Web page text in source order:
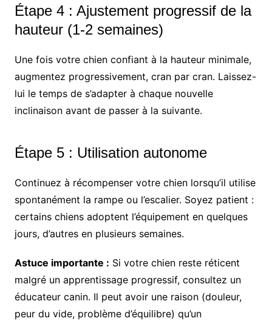
Étape 4 : Ajustement progressif de la
hauteur (1-2 semaines)
Une fois votre chien confiant à la hauteur minimale,
augmentez progressivement, cran par cran. Laissez-
lui le temps de s’adapter à chaque nouvelle
inclinaison avant de passer à la suivante.
Étape 5 : Utilisation autonome
Continuez à récompenser votre chien lorsqu’il utilise
spontanément la rampe ou l’escalier. Soyez patient :
certains chiens adoptent l’équipement en quelques
jours, d’autres en plusieurs semaines.
Astuce importante : Si votre chien reste réticent
malgré un apprentissage progressif, consultez un
éducateur canin. Il peut avoir une raison (douleur,
peur du vide, problème d’équilibre) qu’un